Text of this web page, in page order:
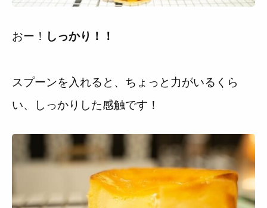
おー！ しっかり！！
スプーンを入れると、ちょっと力がいるくら
い、しっかりした感触です！